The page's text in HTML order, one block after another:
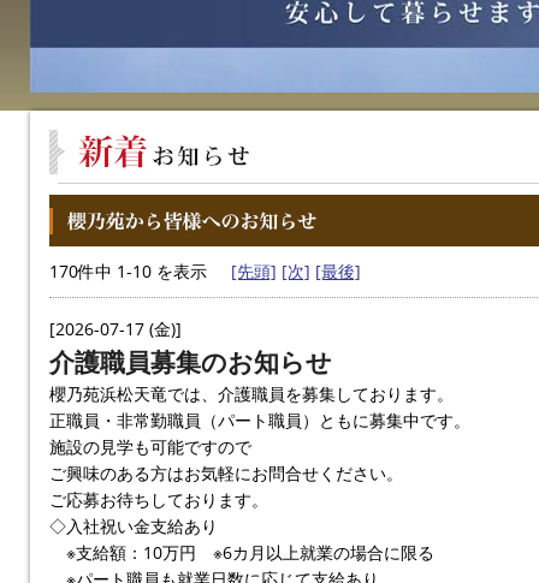
170件中 1-10 を表示 [先頭] [次] [最後]
[2026-07-17 (金)]
介護職員募集のお知らせ
櫻乃苑浜松天竜では、介護職員を募集しております。
正職員・非常勤職員（パート職員）ともに募集中です。
施設の見学も可能ですので
ご興味のある方はお気軽にお問合せください。
ご応募お待ちしております。
◇入社祝い金支給あり
※支給額：10万円 ※6カ月以上就業の場合に限る